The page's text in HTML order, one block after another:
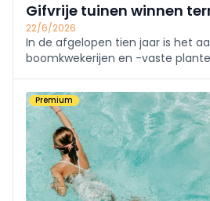
Gifvrije tuinen winnen
22/6/2026
In de afgelopen tien jaar is het
boomkwekerijen en -vaste
de schadelijke effecten van
omslag komt door ...
Premium